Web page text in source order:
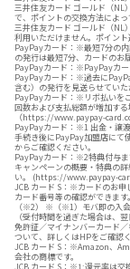
三井住友カード ゴールド（NL
で、ポイントの交換方法によ
三井住友カード ゴールド（
利用いただけません。ポイン
PayPayカード：※最短7分の
の発行は最短7分、カードのお
PayPayカード：※PayPayカー
PayPayカード：※過去に
含む）の発行を見送らせてい
PayPayカード：※リボ払いを
回数および支払総額が増加する
（https://www.paypay-
PayPayカード：※1 出金・譲
手続き後にPayPay加盟店に
からご確認ください。
PayPayカード：※2特典付与ま
キャンペーンの概要・特典の
い。 (https://www.paypay-
JCB カード S：※カードのお
カード番号等の確認ができま
（※2） ※（※1）モバ即の入会
（受付時間を過ぎた場合は、
免許証／マイナンバーカード
ついて、詳しくはHPをご確認く
JCB カード S：※Amazon、
会社の商標です。